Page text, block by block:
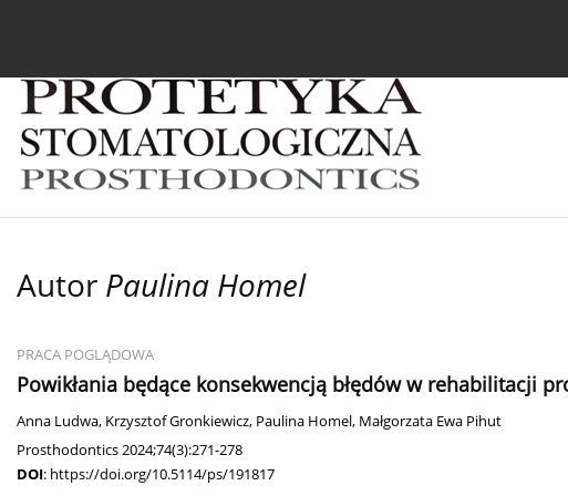
Autor Paulina Homel
PRACA POGLĄDOWA
Powikłania będące konsekwencją błędów w rehabilitacji
Anna Ludwa, Krzysztof Gronkiewicz, Paulina Homel, Małgorzata Ewa Pihut
Prosthodontics 2024;74(3):271-278
DOI: https://doi.org/10.5114/ps/191817